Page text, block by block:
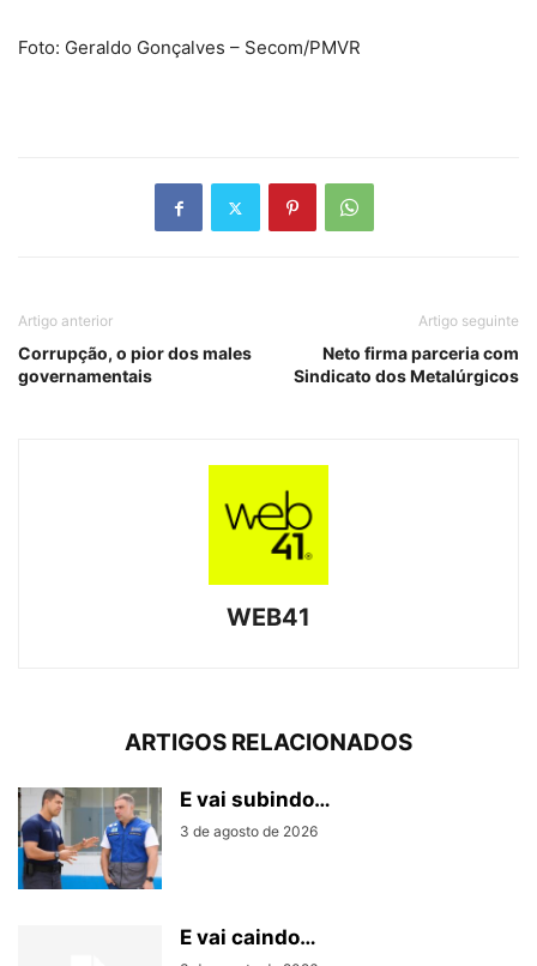
Foto: Geraldo Gonçalves – Secom/PMVR
Artigo anterior
Corrupção, o pior dos males
governamentais
Artigo seguinte
Neto firma parceria com
Sindicato dos Metalúrgicos
WEB41
ARTIGOS RELACIONADOS
E vai subindo…
3 de agosto de 2026
E vai caindo…